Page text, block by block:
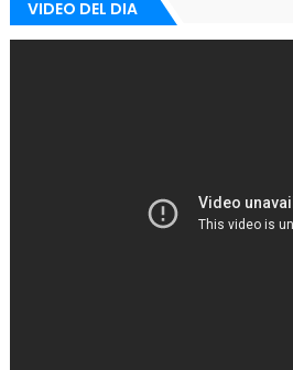
VIDEO DEL DIA